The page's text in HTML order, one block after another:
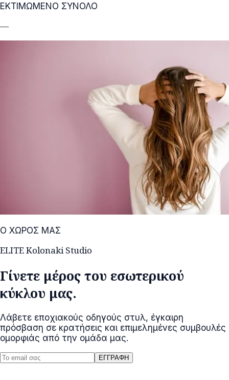
ΕΚΤΙΜΩΜΕΝΟ ΣΥΝΟΛΟ
—
Ο ΧΩΡΟΣ ΜΑΣ
ELITE Kolonaki Studio
Γίνετε μέρος του εσωτερικού
κύκλου μας.
Λάβετε εποχιακούς οδηγούς στυλ, έγκαιρη
πρόσβαση σε κρατήσεις και επιμελημένες συμβουλές
ομορφιάς από την ομάδα μας.
ΕΓΓΡΑΦΗ